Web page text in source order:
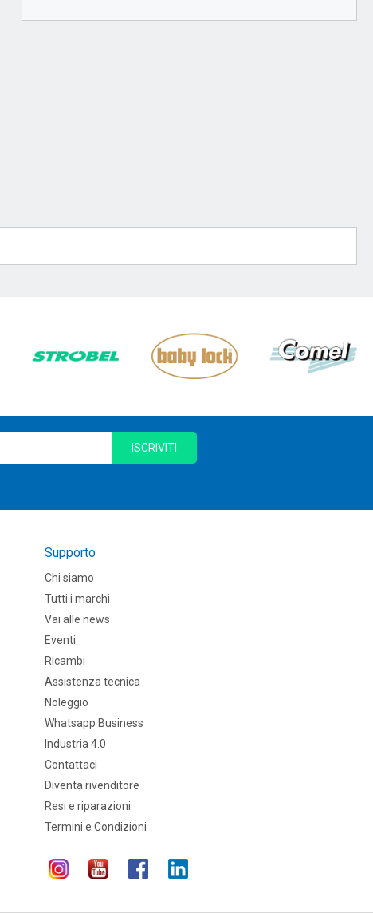
ISCRIVITI
Supporto
Chi siamo
Tutti i marchi
Vai alle news
Eventi
Ricambi
Assistenza tecnica
Noleggio
Whatsapp Business
Industria 4.0
Contattaci
Diventa rivenditore
Resi e riparazioni
Termini e Condizioni